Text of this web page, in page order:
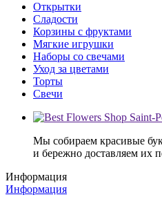
Открытки
Сладости
Корзины с фруктами
Мягкие игрушки
Наборы со свечами
Уход за цветами
Торты
Свечи
Мы собираем красивые
и бережно доставляем их
Информация
Информация